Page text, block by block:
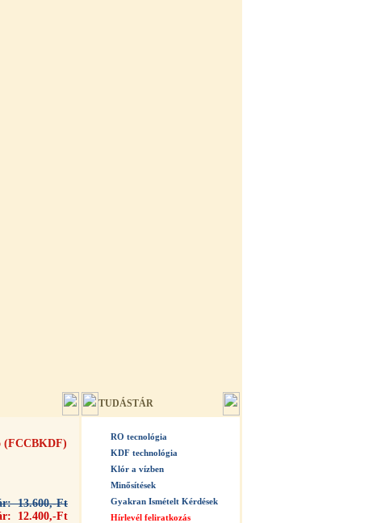
(FCCBKDF)
13.600,-Ft
12.400,-Ft
TUDÁSTÁR
RO tecnológia
KDF technológia
Klór a vízben
Minősítések
Gyakran Ismételt Kérdések
Hírlevél feliratkozás